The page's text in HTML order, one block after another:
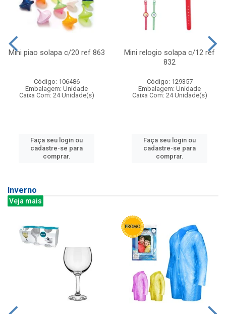
Mini piao solapa c/20 ref 863
Código: 106486
Embalagem: Unidade
Caixa Com: 24 Unidade(s)
Faça seu login ou
cadastre-se para
comprar.
Mini relogio solapa c/12 ref
832
Código: 129357
Embalagem: Unidade
Caixa Com: 24 Unidade(s)
Faça seu login ou
cadastre-se para
comprar.
Inverno
Veja mais